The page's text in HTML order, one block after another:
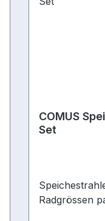
COMUS
Set
Radgrössen